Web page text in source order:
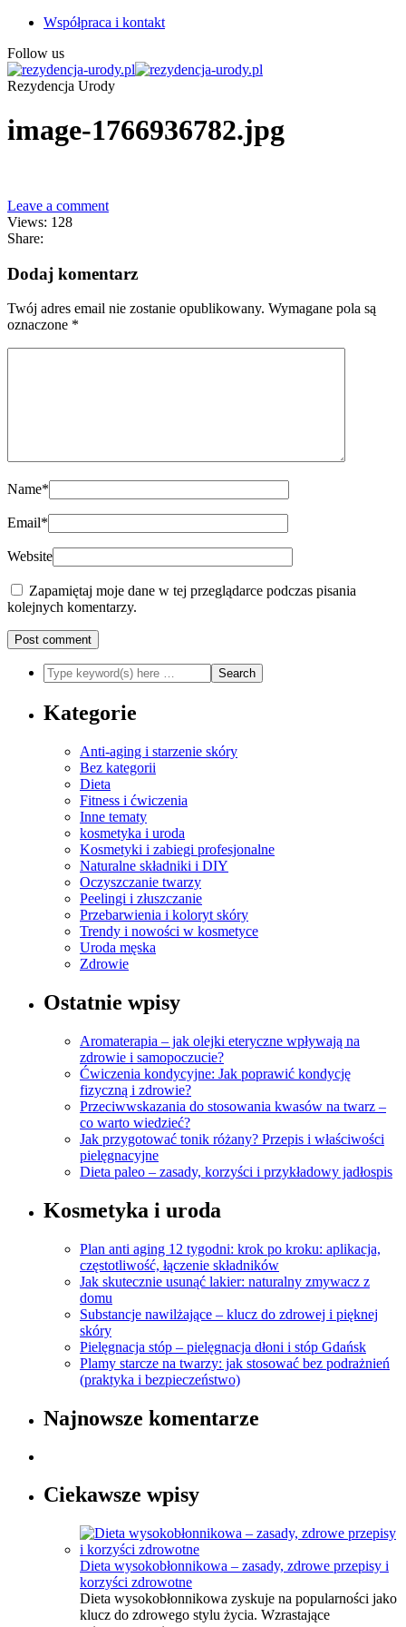
Współpraca i kontakt
Follow us
Rezydencja Urody
image-1766936782.jpg
Leave a comment
Views: 128
Share:
Dodaj komentarz
Twój adres email nie zostanie opublikowany. Wymagane pola są
oznaczone *
Name*
Email*
Website
Zapamiętaj moje dane w tej przeglądarce podczas pisania
kolejnych komentarzy.
Kategorie
Anti-aging i starzenie skóry
Bez kategorii
Dieta
Fitness i ćwiczenia
Inne tematy
kosmetyka i uroda
Kosmetyki i zabiegi profesjonalne
Naturalne składniki i DIY
Oczyszczanie twarzy
Peelingi i złuszczanie
Przebarwienia i koloryt skóry
Trendy i nowości w kosmetyce
Uroda męska
Zdrowie
Ostatnie wpisy
Aromaterapia – jak olejki eteryczne wpływają na
zdrowie i samopoczucie?
Ćwiczenia kondycyjne: Jak poprawić kondycję
fizyczną i zdrowie?
Przeciwwskazania do stosowania kwasów na twarz –
co warto wiedzieć?
Jak przygotować tonik różany? Przepis i właściwości
pielęgnacyjne
Dieta paleo – zasady, korzyści i przykładowy jadłospis
Kosmetyka i uroda
Plan anti aging 12 tygodni: krok po kroku: aplikacja,
częstotliwość, łączenie składników
Jak skutecznie usunąć lakier: naturalny zmywacz z
domu
Substancje nawilżające – klucz do zdrowej i pięknej
skóry
Pielęgnacja stóp – pielęgnacja dłoni i stóp Gdańsk
Plamy starcze na twarzy: jak stosować bez podrażnień
(praktyka i bezpieczeństwo)
Najnowsze komentarze
Ciekawsze wpisy
Dieta wysokobłonnikowa – zasady, zdrowe przepisy i
korzyści zdrowotne
Dieta wysokobłonnikowa zyskuje na popularności jako
klucz do zdrowego stylu życia. Wzrastające